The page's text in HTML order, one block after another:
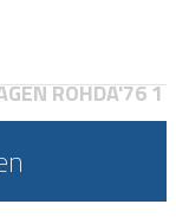
ROHDA'76 1